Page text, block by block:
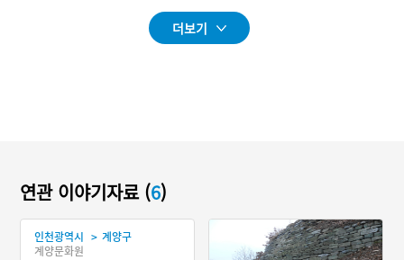
더보기
연관 이야기자료 (6)
인천광역시 > 계양구
계양문화원